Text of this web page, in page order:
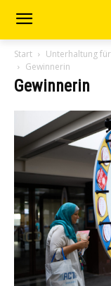
Start
Unterhaltung
Gewinnerin
Gewinnerin